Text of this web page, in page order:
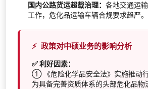
国内公路货运超载治理：各地交通运
工作，危化品运输车辆合规要求趋严。
⚡ 政策对中硕业务的影响分析
✅ 利好因素：
① 《危险化学品安全法》实施推动
为具备完善资质体系的头部危化品物